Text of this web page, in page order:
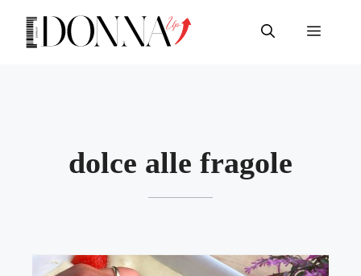
contenuto
Menu
dolce alle fragole